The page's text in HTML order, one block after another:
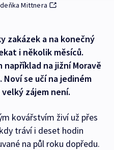
Mittnera
zakázek a na konečný
i několik měsíců.
na jižní Moravě
se učí na jediném
zájem není.
kovářstvím živí už přes
tráví i deset hodin
na půl roku dopředu.